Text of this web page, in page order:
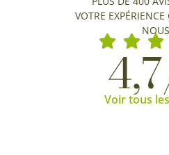
VOTRE
NOUS
Voir tous